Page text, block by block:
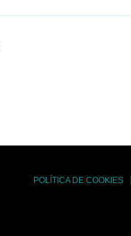
POLÍTICA DE COOKIES